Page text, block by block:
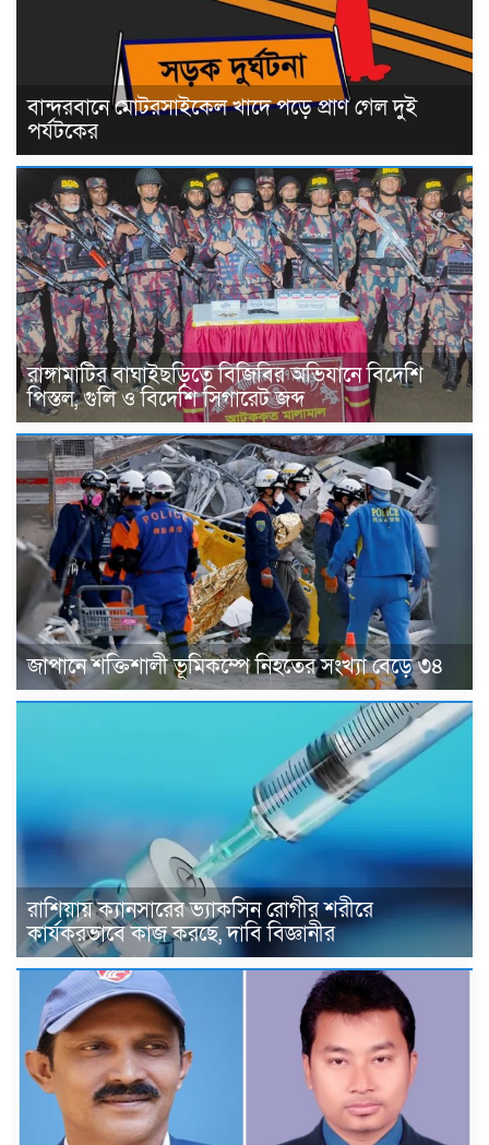
বান্দরবানে মোটরসাইকেল খাদে পড়ে প্রাণ গেল দুই
পর্যটকের
রাঙ্গামাটির বাঘাইছড়িতে বিজিবির অভিযানে বিদেশি
পিস্তল, গুলি ও বিদেশি সিগারেট জব্দ
জাপানে শক্তিশালী ভূমিকম্পে নিহতের সংখ্যা বেড়ে ৩৪
রাশিয়ায় ক্যানসারের ভ্যাকসিন রোগীর শরীরে
কার্যকরভাবে কাজ করছে, দাবি বিজ্ঞানীর